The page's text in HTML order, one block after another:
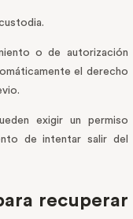
o de autorización
el derecho
exigir un permiso
de intentar salir del
recuperar